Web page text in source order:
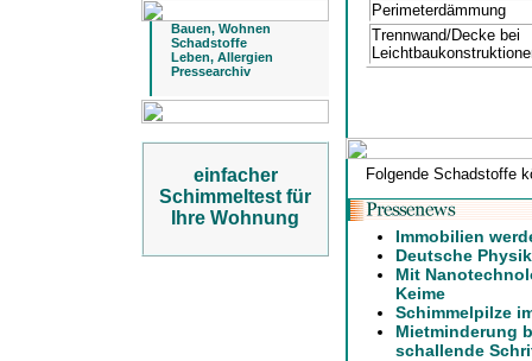
Bauen, Wohnen
Schadstoffe
Leben, Allergien
Pressearchiv
einfacher
Schimmeltest für
Ihre Wohnung
Perimeterdämmung
Trennwand/Decke bei
Folgende Schadstoffe
Immobilien
Deutsche
Mit
Keime
Schimmelpilze
Mietminderung
schallende